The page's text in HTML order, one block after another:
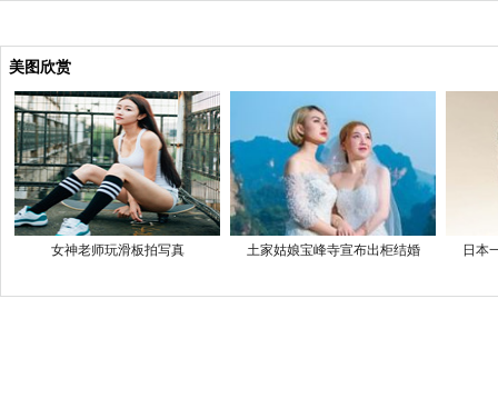
美图欣赏
女神老师玩滑板拍写真 土家姑娘宝峰寺宣布出柜结婚 日本